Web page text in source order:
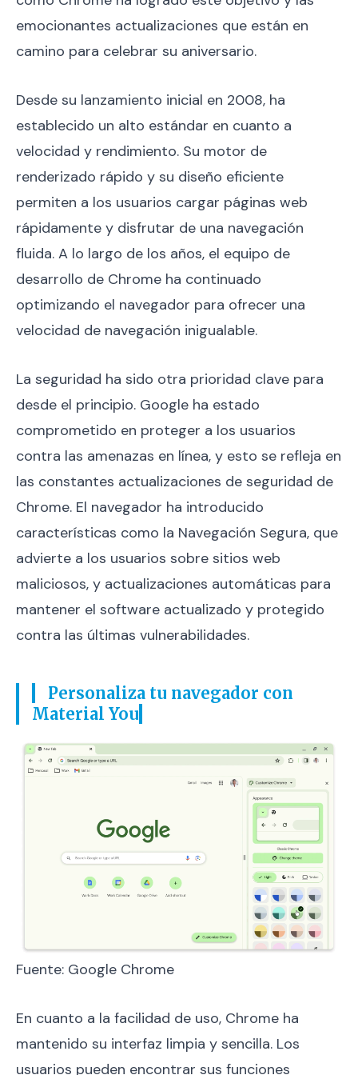
emocionantes actualizaciones que están en
camino para celebrar su aniversario.
Desde su lanzamiento inicial en 2008, ha
establecido un alto estándar en cuanto a
velocidad y rendimiento. Su motor de
renderizado rápido y su diseño eficiente
permiten a los usuarios cargar páginas web
rápidamente y disfrutar de una navegación
fluida. A lo largo de los años, el equipo de
desarrollo de Chrome ha continuado
optimizando el navegador para ofrecer una
velocidad de navegación inigualable.
La seguridad ha sido otra prioridad clave para
desde el principio. Google ha estado
comprometido en proteger a los usuarios
contra las amenazas en línea, y esto se refleja en
las constantes actualizaciones de seguridad de
Chrome. El navegador ha introducido
características como la Navegación Segura, que
advierte a los usuarios sobre sitios web
maliciosos, y actualizaciones automáticas para
mantener el software actualizado y protegido
contra las últimas vulnerabilidades.
Personaliza tu navegador con
Material You
Fuente: Google Chrome
En cuanto a la facilidad de uso, Chrome ha
mantenido su interfaz limpia y sencilla. Los
usuarios pueden encontrar sus funciones